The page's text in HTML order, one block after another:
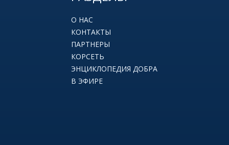
О НАС
КОНТАКТЫ
ПАРТНЕРЫ
КОРСЕТЬ
ЭНЦИКЛОПЕДИЯ ДОБРА
В ЭФИРЕ